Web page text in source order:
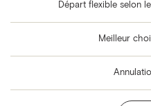
Départ flexible selon
Meilleur